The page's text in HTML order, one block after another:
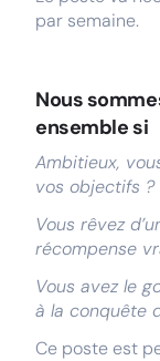
par semaine.
Nous
ensemble si
Ambitieux,
vos objectifs ?
Vous rêvez
récompense
Vous avez le
à la conquête
Ce poste est